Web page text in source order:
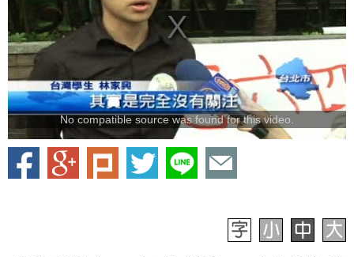
No compatible source was found for this video.